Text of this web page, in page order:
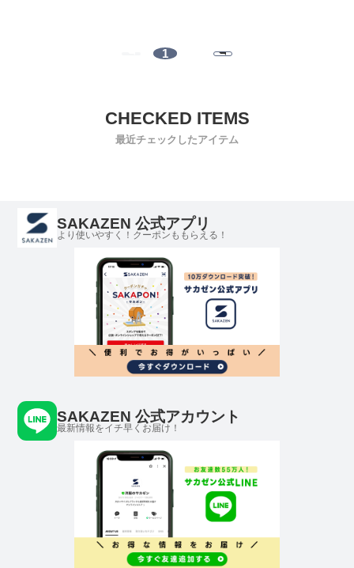
1
最近チェックしたアイテム
SAKAZEN 公式アプリ
より使いやすく！クーポンももらえる！
SAKAZEN 公式アカウント
最新情報をイチ早くお届け！